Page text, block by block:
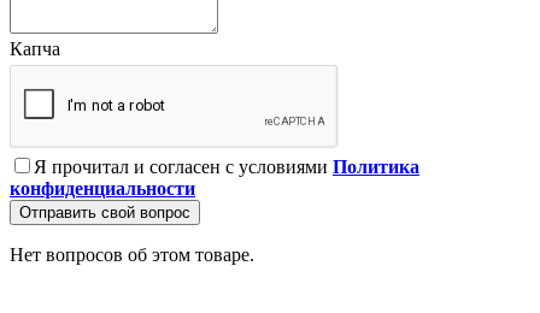
Капча
Я прочитал и согласен с условиями Политика
конфиденциальности
Отправить свой вопрос
Нет вопросов об этом товаре.